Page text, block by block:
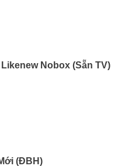
Nobox (Sẵn TV)
(ĐBH)